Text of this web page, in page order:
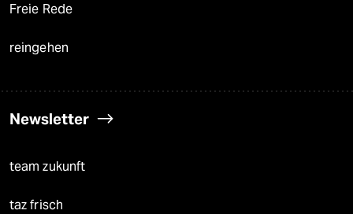
Freie Rede
reingehen
Newsletter
team zukunft
taz frisch